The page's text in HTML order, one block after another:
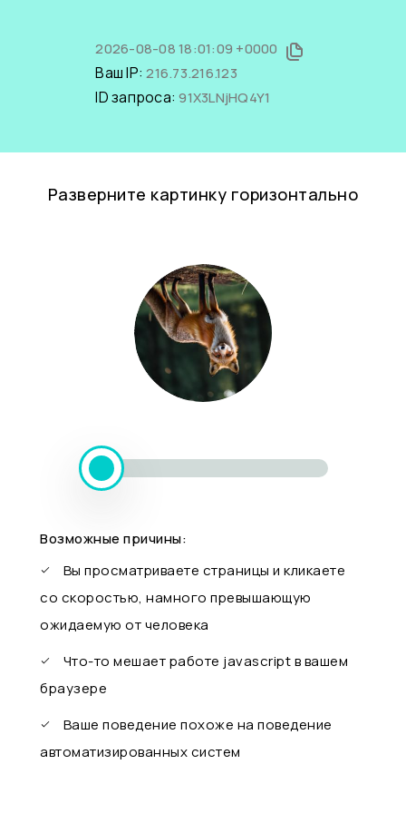
2026-08-08 18:01:09 +0000
Ваш IP:216.73.216.123
ID запроса:91X3LNjHQ4Y1
Разверните картинку горизонтально
Возможные причины:
Вы просматриваете страницы и кликаете
со скоростью, намного превышающую
ожидаемую от человека
Что-то мешает работе javascript в вашем
браузере
Ваше поведение похоже на поведение
автоматизированных систем